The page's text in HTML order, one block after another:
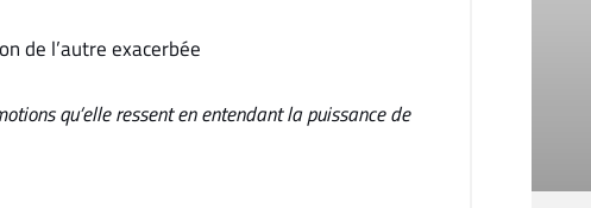
de l’autre exacerbée
qu’elle ressent en entendant la puissance de